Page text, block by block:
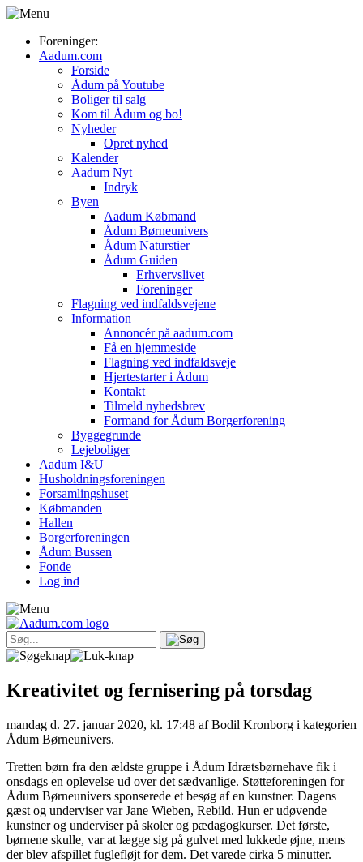
Foreninger:
Aadum.com
Forside
Ådum på Youtube
Boliger til salg
Kom til Ådum og bo!
Nyheder
Opret nyhed
Kalender
Aadum Nyt
Indryk
Byen
Aadum Købmand
Ådum Børneunivers
Ådum Naturstier
Ådum Guiden
Erhvervslivet
Foreninger
Flagning ved indfaldsvejene
Information
Annoncér på aadum.com
Få en hjemmeside
Flagning ved indfaldsveje
Hjertestarter i Ådum
Kontakt
Tilmeld nyhedsbrev
Formand for Ådum Borgerforening
Byggegrunde
Lejeboliger
Aadum I&U
Husholdningsforeningen
Forsamlingshuset
Købmanden
Hallen
Borgerforeningen
Ådum Bussen
Fonde
Log ind
Kreativitet og fernisering på torsdag
mandag d. 27. januar 2020, kl. 17:48 af Bodil Kronborg i kategorien
Ådum Børneunivers.
Tretten børn fra den ældste gruppe i Ådum Idrætsbørnehave fik i
onsdags en oplevelse ud over det sædvanlige. Støtteforeningen for
Ådum Børneunivers sponserede et besøg af en kunstner. Dagens
gæst og underviser var Jane Wieben, Rebild. Hun er udøvende
kunstner og underviser på skoler og pædagogkurser. Det første,
børnene skulle, var at lægge sig på gulvet med lukkede øjne, mens
der blev afspillet fuglefløjt for dem. Det varede cirka 5 minutter.